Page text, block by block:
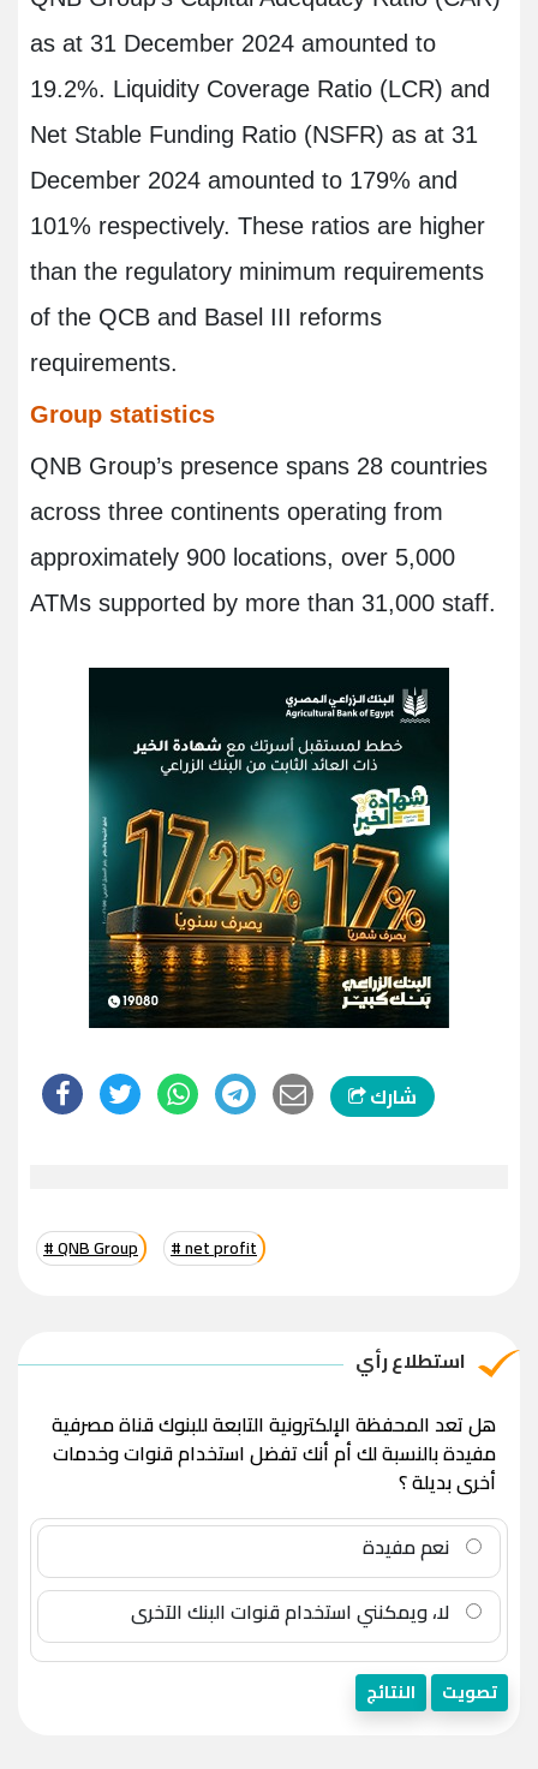
as at 31 December 2024 amounted to
19.2%. Liquidity Coverage Ratio (LCR) and
Net Stable Funding Ratio (NSFR) as at 31
December 2024 amounted to 179% and
101% respectively. These ratios are higher
than the regulatory minimum requirements
of the QCB and Basel III reforms
requirements.
Group statistics
QNB Group’s presence spans 28 countries
across three continents operating from
approximately 900 locations, over 5,000
ATMs supported by more than 31,000 staff.
شارك
# QNB Group # net profit
استطلاع رأي
هل تعد المحفظة الإلكترونية التابعة للبنوك قناة مصرفية
مفيدة بالنسبة لك أم أنك تفضل استخدام قنوات وخدمات
أخرى بديلة ؟
نعم مفيدة
لا، ويمكنني استخدام قنوات البنك الآخرى
تصويت النتائج